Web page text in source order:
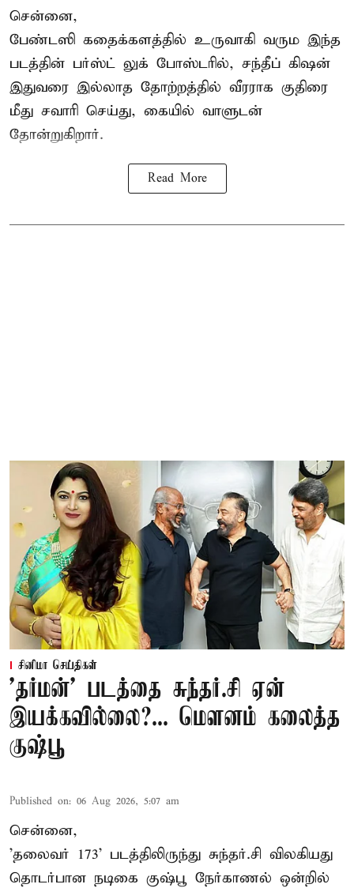
சென்னை,
பேண்டஸி கதைக்களத்தில் உருவாகி வரும இந்த
படத்தின் பர்ஸ்ட் லுக் போஸ்டரில், சந்தீப் கிஷன்
இதுவரை இல்லாத தோற்றத்தில் வீரராக குதிரை
மீது சவாரி செய்து, கையில் வாளுடன்
தோன்றுகிறார்.
Read More
சினிமா செய்திகள்
'தர்மன்' படத்தை சுந்தர்.சி ஏன்
இயக்கவில்லை?... மௌனம் கலைத்த
குஷ்பூ
Published on: 06 Aug 2026, 5:07 am
சென்னை,
'தலைவர் 173' படத்திலிருந்து சுந்தர்.சி விலகியது
தொடர்பான நடிகை குஷ்பூ நேர்காணல் ஒன்றில்